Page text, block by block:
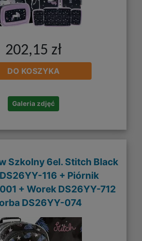
202,15 zł
DO KOSZYKA
Galeria zdjęć
Szkolny 6el. Stitch Black
116 + Piórnik
+ Worek DS26YY-712
DS26YY-074